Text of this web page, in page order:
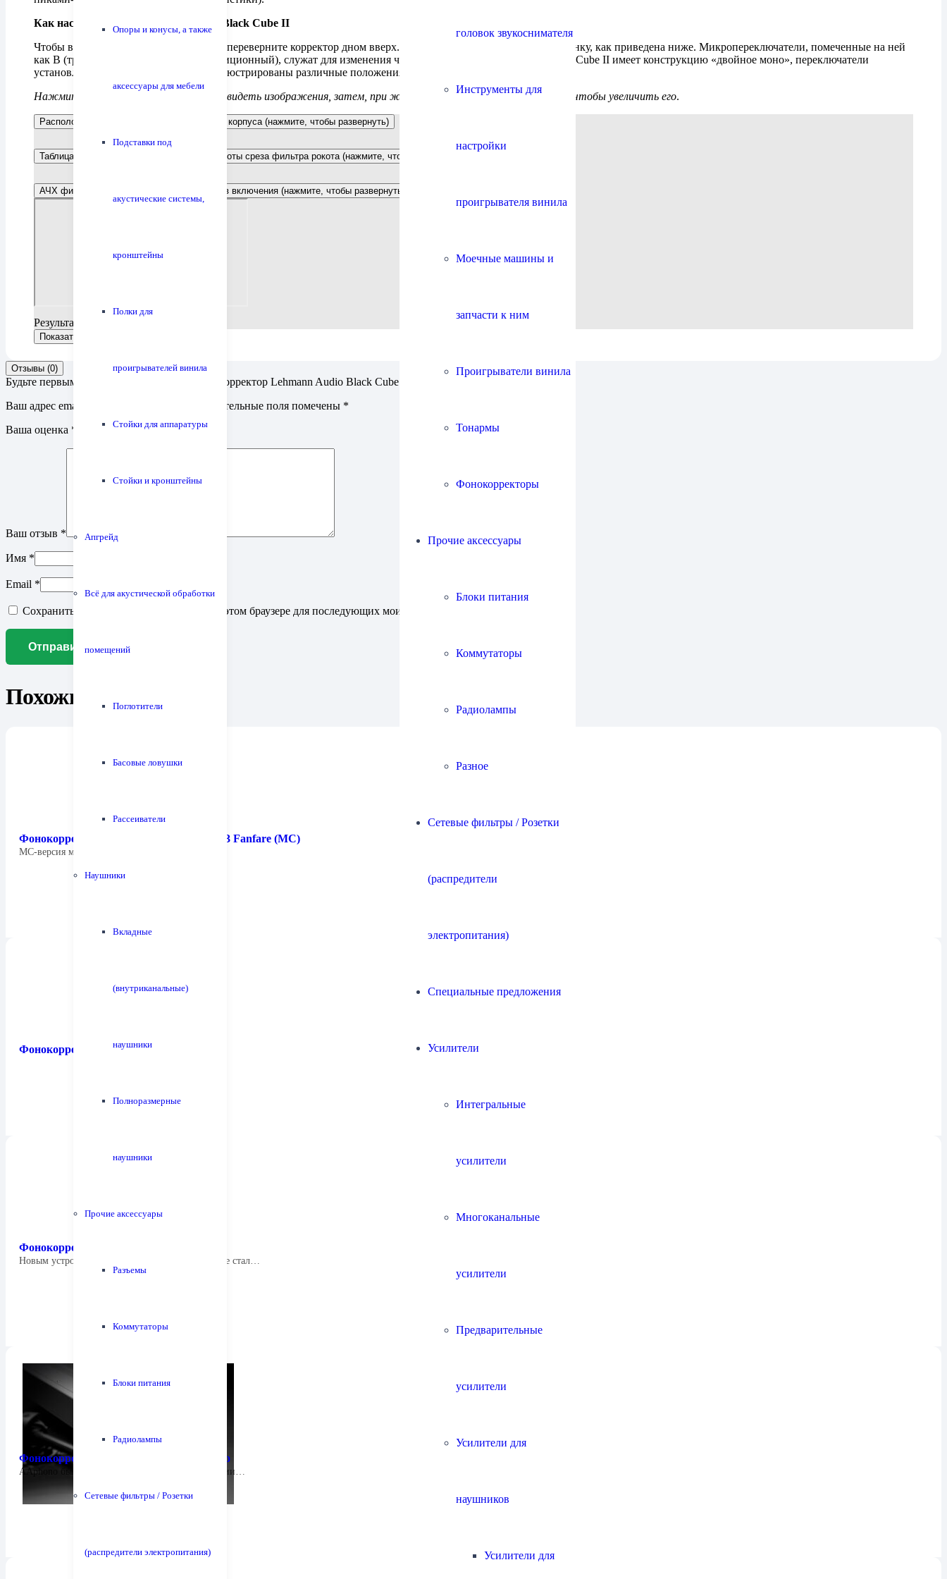
Опоры и конусы, а также
аксессуары для мебели
Подставки под
акустические системы,
кронштейны
Полки для
проигрывателей винила
Стойки для аппаратуры
Стойки и кронштейны
Апгрейд
Всё для акустической обработки
помещений
Поглотители
Басовые ловушки
Рассеиватели
Наушники
Вкладные
(внутриканальные)
наушники
Полноразмерные
наушники
Прочие аксессуары
Разъемы
Коммутаторы
Блоки питания
Радиолампы
Сетевые фильтры / Розетки
(распредители электропитания)
головок звукоснимателя
Инструменты для
настройки
проигрывателя винила
Моечные машины и
запчасти к ним
Проигрыватели винила
Тонармы
Фонокорректоры
Прочие аксессуары
Блоки питания
Коммутаторы
Радиолампы
Разное
Сетевые фильтры / Розетки
(распредители
электропитания)
Специальные предложения
Усилители
Интегральные
усилители
Многоканальные
усилители
Предварительные
усилители
Усилители для
наушников
Усилители для
Как настраивается фильтр рокота в Black Cube II
Чтобы включить фильтр рокота, просто переверните корректор дном вверх. Вы увидите примерно такую картинку, как приведена ниже. Микропереключатели, помеченные на ней
как B (трехпозиционный) и C (двухпозиционный), служат для изменения частоты среза фильтра. Так как Black Cube II имеет конструкцию «двойное моно», переключатели
установлены поканально. Ниже проиллюстрированы различные положения DIP-переключателей.
Нажмите на скрытые секции, чтобы увидеть изображения, затем, при желании, нажмите на изображение, чтобы увеличить его.
Расположение DIP-переключателей на дне корпуса (нажмите, чтобы развернуть)
Таблица положения переключателей и частоты среза фильтра рокота (нажмите, чтобы развернуть)
АЧХ фильтра рокота для всех 16 вариантов включения (нажмите, чтобы развернуть и листайте вправо-влево)
Результатов не найдено.
Показать больше
Отзывы (0)
Будьте первым, кто оставил отзыв на “Фонокорректор Lehmann Audio Black Cube II”
Ваш адрес email не будет опубликован.
Обязательные поля помечены *
Ваша оценка *
Ваш отзыв *
Имя *
Email *
Сохранить моё имя, email и адрес сайта в этом браузере для последующих моих комментариев.
Похожие товары
Фонокорректор Graham Slee Gram Amp 3 Fanfare (MC)
МС-версия модели Graham Slee Gram Amp…
Фонокорректор Bryston BP-2 MM
Фонокорректор Rega Aria Mk 3 MM/MC
Новым устройством в компактном форм-факторе стал…
Фонокорректор Audio Analogue AAPhono
AAphono был разработан на основе конфигурации…